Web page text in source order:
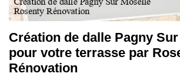
Création de dalle Pagny
pour votre terrasse par
Rénovation